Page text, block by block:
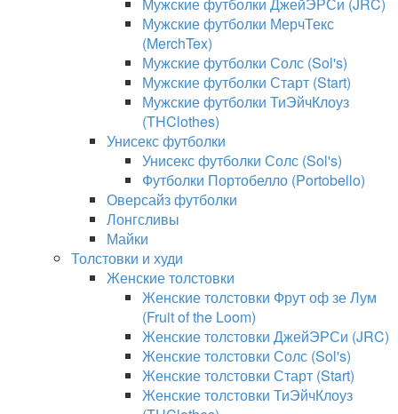
Мужские футболки МерчТекс
(MerchTex)
Мужские футболки Солс (Sol's)
Мужские футболки Старт (Start)
Мужские футболки ТиЭйчКлоуз
(THClothes)
Унисекс футболки
Унисекс футболки Солс (Sol's)
Футболки Портобелло (Portobello)
Оверсайз футболки
Лонгсливы
Майки
Толстовки и худи
Женские толстовки
Женские толстовки Фрут оф зе Лум
(Fruit of the Loom)
Женские толстовки ДжейЭРСи (JRC)
Женские толстовки Солс (Sol's)
Женские толстовки Старт (Start)
Женские толстовки ТиЭйчКлоуз